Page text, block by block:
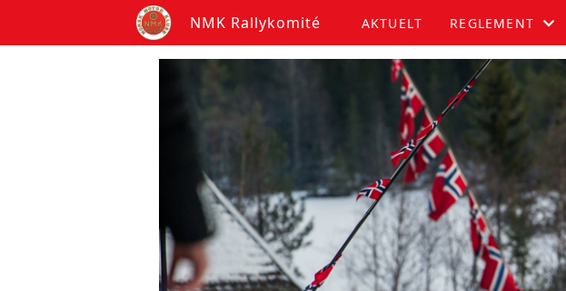
NMK Rallykomité AKTUELT REGLEMENT
JUNIOR
SENIOR